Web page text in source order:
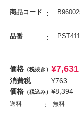
商品コード
品番
価格 （税抜き） ¥7,631
消費税 ¥763
価格 （税込み） ¥8,394
送料 無料